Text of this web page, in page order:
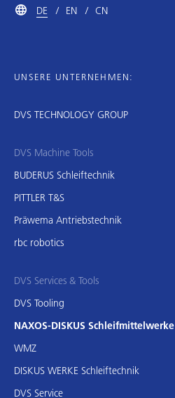
DE EN CN
UNSERE UNTERNEHMEN:
DVS TECHNOLOGY GROUP
DVS Machine Tools
BUDERUS Schleiftechnik
PITTLER T&S
Präwema Antriebstechnik
rbc robotics
DVS Services & Tools
DVS Tooling
NAXOS-DISKUS Schleifmittelwerke
WMZ
DISKUS WERKE Schleiftechnik
DVS Service